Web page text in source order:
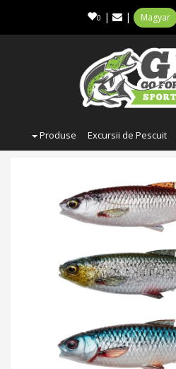
0 | | Magyar
Produse Excursii de Pescuit